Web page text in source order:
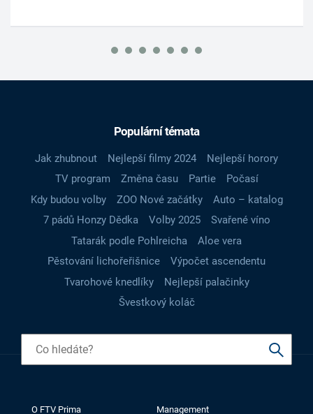
Populární témata
Jak zhubnout Nejlepší filmy 2024
Nejlepší horory
TV program
Změna času Partie
Počasí
Kdy budou volby
ZOO Nové začátky
Auto – katalog
7 pádů Honzy Dědka
Volby 2025
Svařené víno
Tatarák podle Pohlreicha
Aloe vera
Pěstování lichořeřišnice
Výpočet ascendentu
Tvarohové knedlíky
Nejlepší palačinky
Švestkový koláč
O FTV Prima Management